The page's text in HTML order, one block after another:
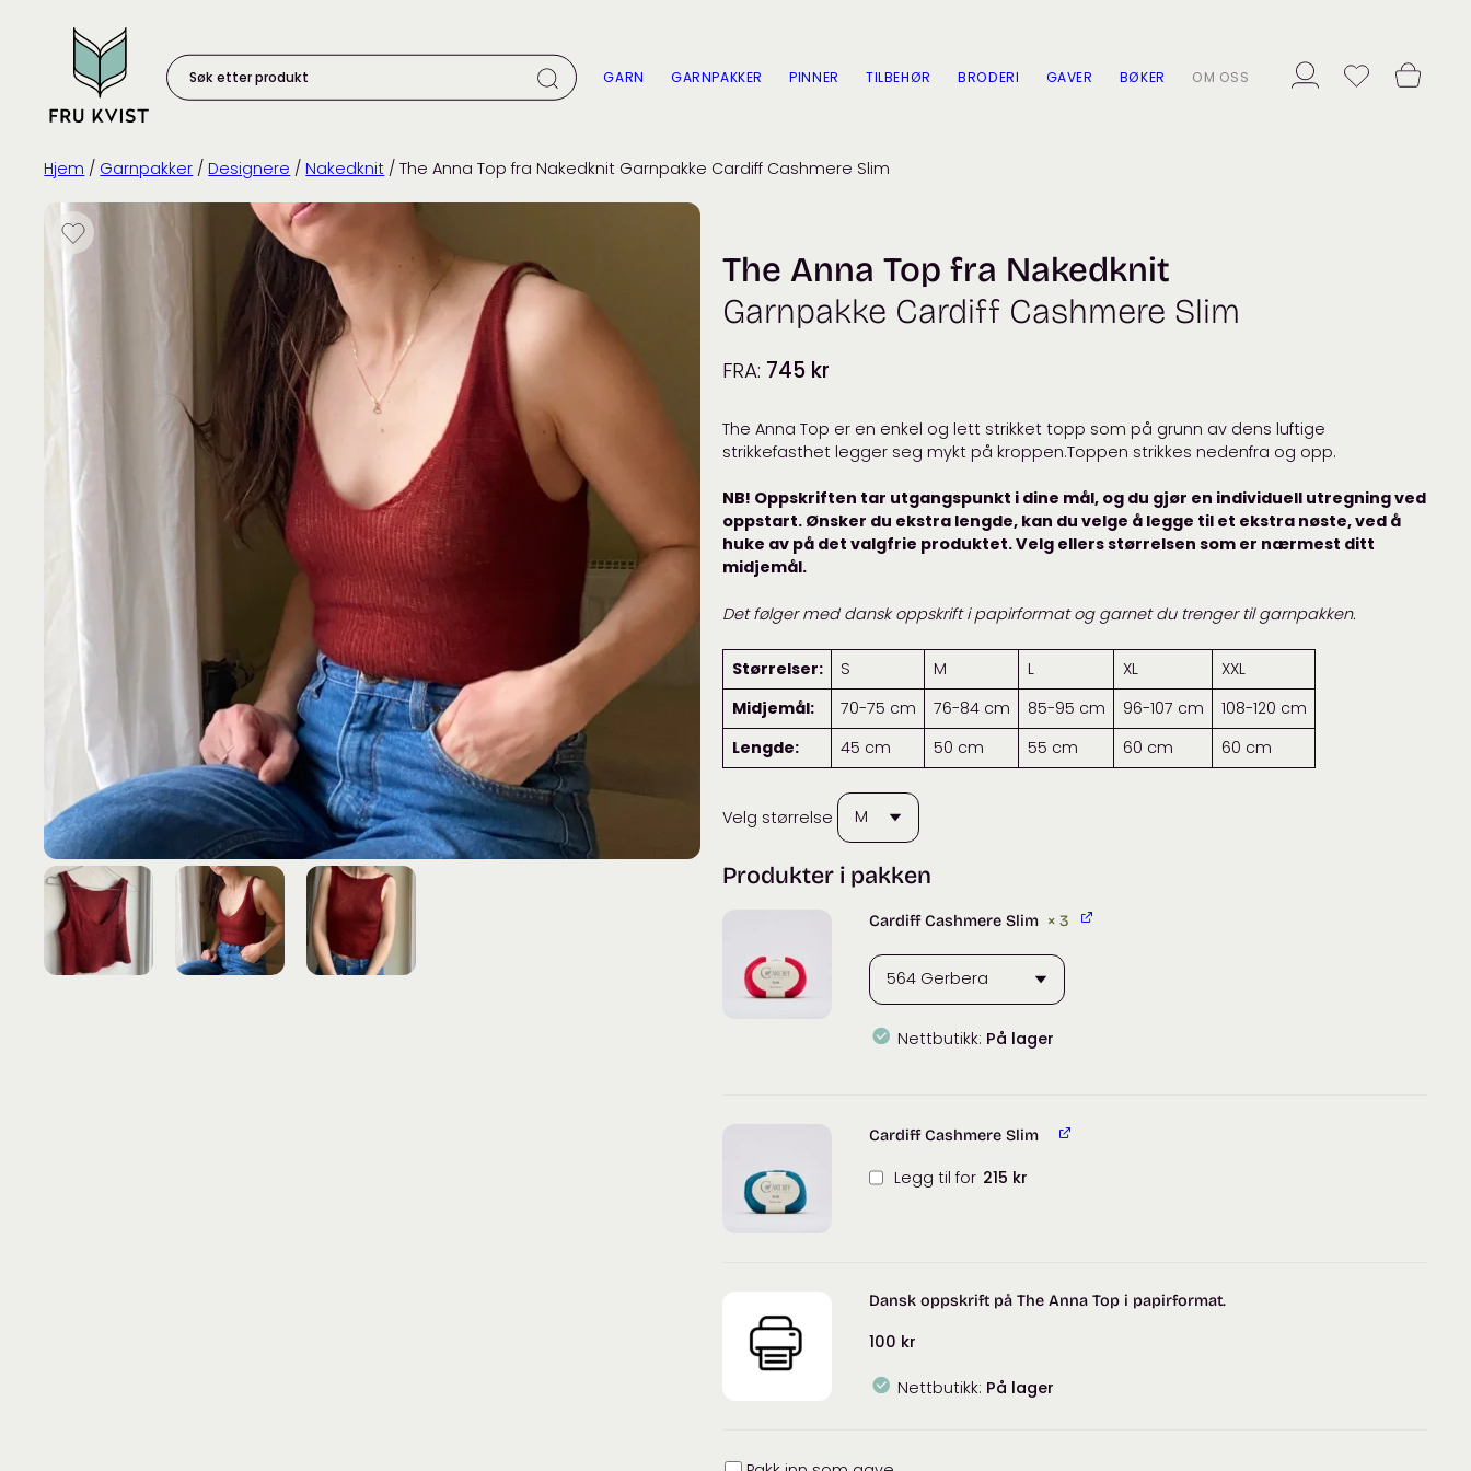
content
etter
produkt:
GARN GARNPAKKER PINNER TILBEHØR BRODERI GAVER BØKER OM OSS
Hjem / Garnpakker / Designere / Nakedknit / The Anna Top fra Nakedknit Garnpakke Cardiff Cashmere Slim
The Anna Top fra Nakedknit
Garnpakke Cardiff Cashmere Slim
FRA: 745 kr
The Anna Top er en enkel og lett strikket topp som på grunn av dens luftige
strikkefasthet legger seg mykt på kroppen.Toppen strikkes nedenfra og opp.
NB! Oppskriften tar utgangspunkt i dine mål, og du gjør en individuell utregning ved
oppstart. Ønsker du ekstra lengde, kan du velge å legge til et ekstra nøste, ved å
huke av på det valgfrie produktet. Velg ellers størrelsen som er nærmest ditt
midjemål.
Det følger med dansk oppskrift i papirformat og garnet du trenger til garnpakken.
Størrelser: S M L XL
XXL
Midjemål:
70-75 cm 76-84 cm 85-95 cm 96-107 cm
108-120 cm
Lengde:
45 cm 50 cm 55 cm 60 cm 60 cm
Velg størrelse
Produkter i pakken
Cardiff Cashmere Slim × 3
Nettbutikk: På lager
antall
Cardiff Cashmere Slim
Legg til for 215 kr
Dansk oppskrift på The Anna Top i papirformat.
100 kr
Nettbutikk: På lager